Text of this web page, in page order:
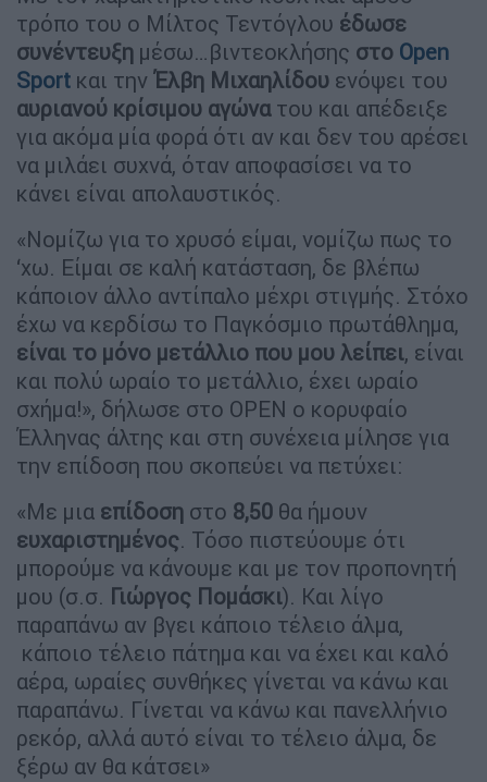
τρόπο του ο Μίλτος Τεντόγλου έδωσε
συνέντευξη μέσω…βιντεοκλήσης στο Open
Sport και την Έλβη Μιχαηλίδου ενόψει του
αυριανού κρίσιμου αγώνατου και απέδειξε
για ακόμα μία φορά ότι αν και δεν του αρέσει
να μιλάει συχνά, όταν αποφασίσει να το
κάνει είναι απολαυστικός.
«Νομίζω για το χρυσό είμαι, νομίζω πως το
‘χω. Είμαι σε καλή κατάσταση, δε βλέπω
κάποιον άλλο αντίπαλο μέχρι στιγμής. Στόχο
έχω να κερδίσω το Παγκόσμιο πρωτάθλημα,
είναι το μόνο μετάλλιο που μου λείπει, είναι
και πολύ ωραίο το μετάλλιο, έχει ωραίο
σχήμα!», δήλωσε στο OPEN ο κορυφαίο
Έλληνας άλτης και στη συνέχεια μίλησε για
την επίδοση που σκοπεύει να πετύχει:
«Με μια επίδοση στο 8,50 θα ήμουν
ευχαριστημένος. Τόσο πιστεύουμε ότι
μπορούμε να κάνουμε και με τον προπονητή
μου (σ.σ. Γιώργος Πομάσκι). Και λίγο
παραπάνω αν βγει κάποιο τέλειο άλμα,
κάποιο τέλειο πάτημα και να έχει και καλό
αέρα, ωραίες συνθήκες γίνεται να κάνω και
παραπάνω. Γίνεται να κάνω και πανελλήνιο
ρεκόρ, αλλά αυτό είναι το τέλειο άλμα, δε
ξέρω αν θα κάτσει»